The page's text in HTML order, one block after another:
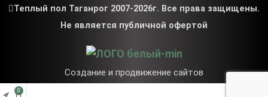
Теплый пол Таганрог 2007-2026г. Все права защищены.
Не является публичной офертой
Создание и продвижение сайтов
0